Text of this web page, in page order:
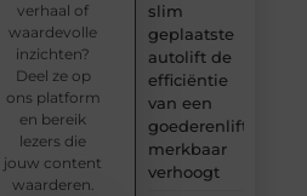
slim
geplaatste
autolift de
efficiëntie
van een
goederenlift
merkbaar
verhoogt
verhaal of
waardevolle
inzichten?
Deel ze op
ons platform
en bereik
lezers die
jouw content
waarderen.